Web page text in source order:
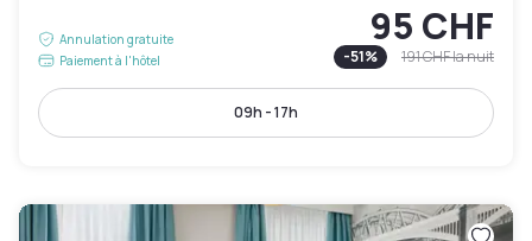
Annulation gratuite
Paiement à l'hôtel
95 CHF
-51% 191 CHFla nuit
09h - 17h